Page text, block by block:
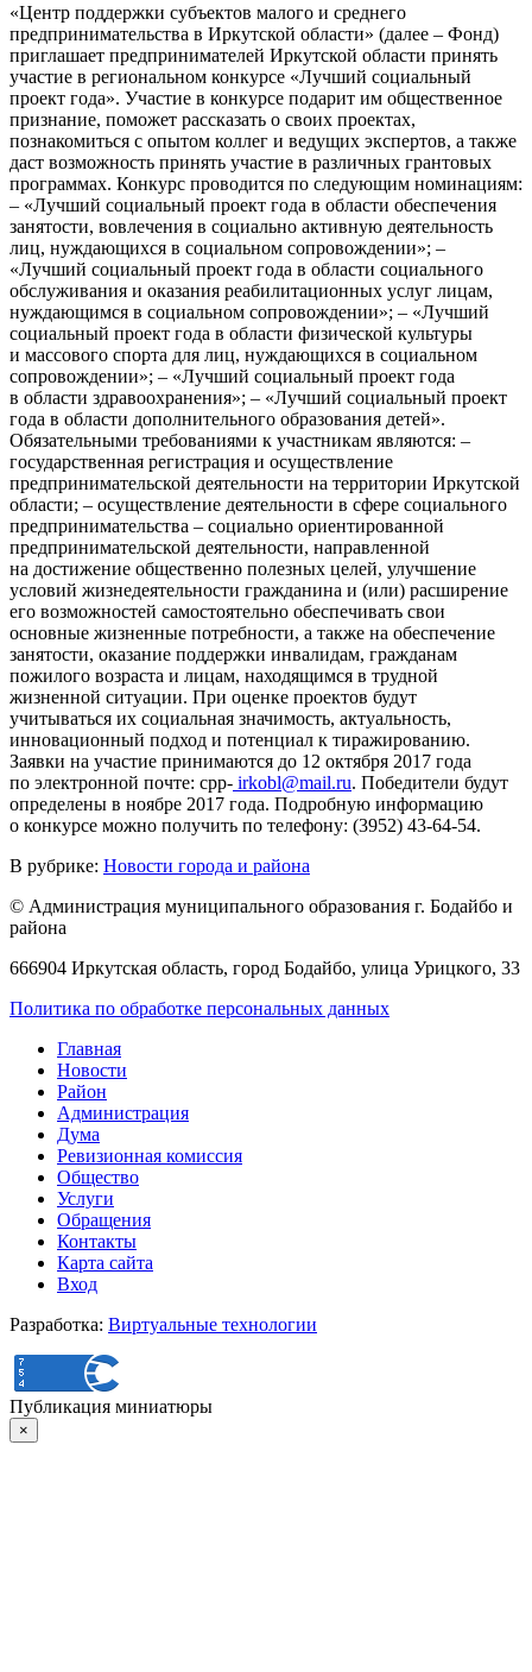
«Центр поддержки субъектов малого и среднего
предпринимательства в Иркутской области» (далее – Фонд)
приглашает предпринимателей Иркутской области принять
участие в региональном конкурсе «Лучший социальный
проект года». Участие в конкурсе подарит им общественное
признание, поможет рассказать о своих проектах,
познакомиться с опытом коллег и ведущих экспертов, а также
даст возможность принять участие в различных грантовых
программах. Конкурс проводится по следующим номинациям:
– «Лучший социальный проект года в области обеспечения
занятости, вовлечения в социально активную деятельность
лиц, нуждающихся в социальном сопровождении»; –
«Лучший социальный проект года в области социального
обслуживания и оказания реабилитационных услуг лицам,
нуждающимся в социальном сопровождении»; – «Лучший
социальный проект года в области физической культуры
и массового спорта для лиц, нуждающихся в социальном
сопровождении»; – «Лучший социальный проект года
в области здравоохранения»; – «Лучший социальный проект
года в области дополнительного образования детей».
Обязательными требованиями к участникам являются: –
государственная регистрация и осуществление
предпринимательской деятельности на территории Иркутской
области; – осуществление деятельности в сфере социального
предпринимательства – социально ориентированной
предпринимательской деятельности, направленной
на достижение общественно полезных целей, улучшение
условий жизнедеятельности гражданина и (или) расширение
его возможностей самостоятельно обеспечивать свои
основные жизненные потребности, а также на обеспечение
занятости, оказание поддержки инвалидам, гражданам
пожилого возраста и лицам, находящимся в трудной
жизненной ситуации. При оценке проектов будут
учитываться их социальная значимость, актуальность,
инновационный подход и потенциал к тиражированию.
Заявки на участие принимаются до 12 октября 2017 года
по электронной почте: срр- irkobl@mail.ru. Победители будут
определены в ноябре 2017 года. Подробную информацию
о конкурсе можно получить по телефону: (3952) 43-64-54.
В рубрике: Новости города и района
© Администрация муниципального образования г. Бодайбо и
района
666904 Иркутская область, город Бодайбо, улица Урицкого, 33
Политика по обработке персональных данных
Главная
Новости
Район
Администрация
Дума
Ревизионная комиссия
Общество
Услуги
Обращения
Контакты
Карта сайта
Вход
Разработка: Виртуальные технологии
Публикация миниатюры
×